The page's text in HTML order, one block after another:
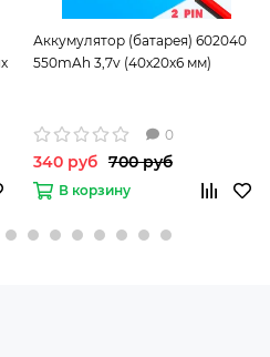
Аккумулятор (батарея) 602040
550mAh 3,7v (40х20х6 мм)
0
340 руб 700 руб
В корзину